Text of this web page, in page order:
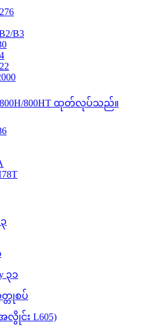
B3
800H/800HT ထုတ်လုပ်သည်။
၃၁
တုစပ်
အလွိုင်း L605)